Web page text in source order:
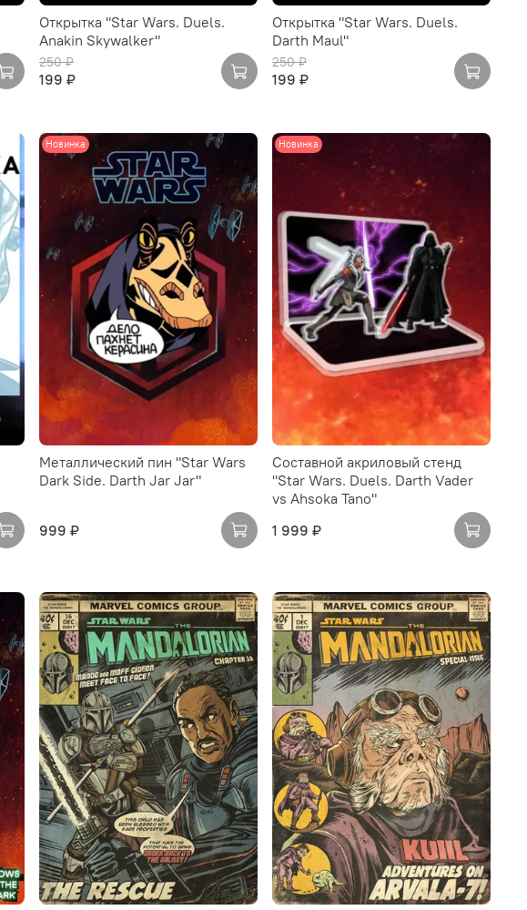
Открытка "Star Wars. Duels.
Anakin Skywalker"
250 ₽
199 ₽
Открытка "Star Wars. Duels.
Darth Maul"
250 ₽
199 ₽
Новинка
Металлический пин "Star Wars
Dark Side. Darth Jar Jar"
999 ₽
Новинка
Составной акриловый стенд
"Star Wars. Duels. Darth Vader
vs Ahsoka Tano"
1 999 ₽